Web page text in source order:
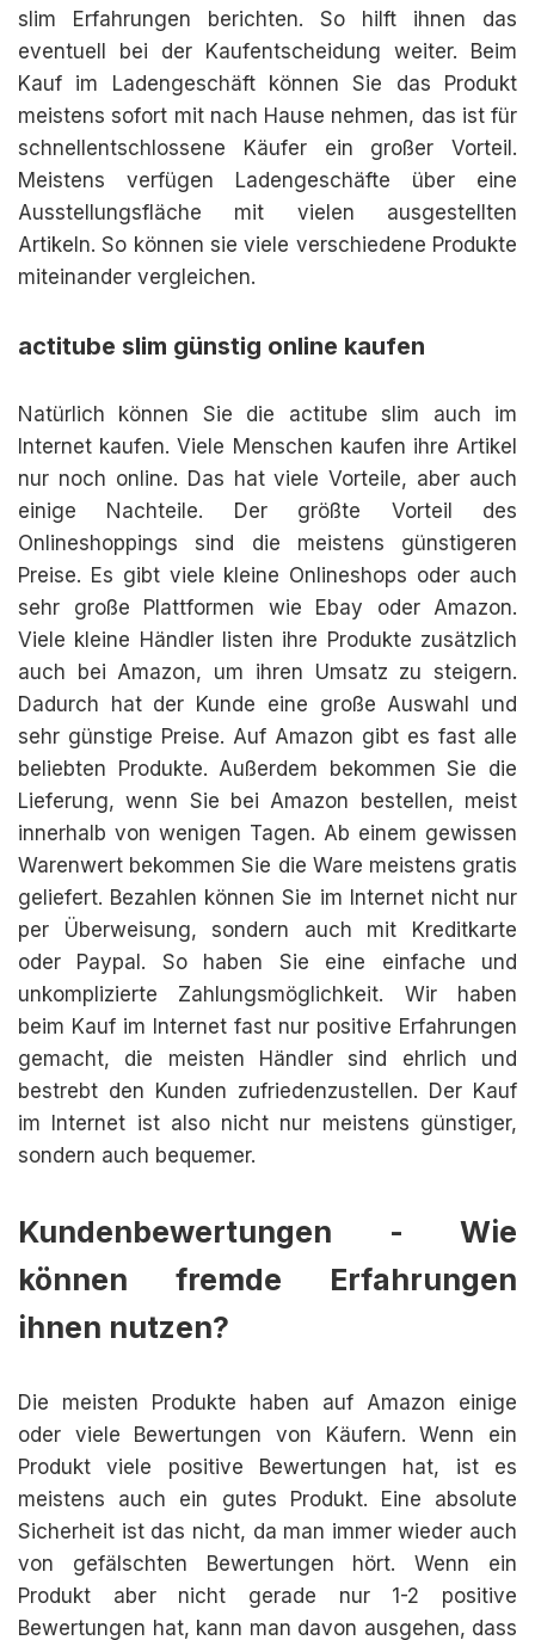
slim Erfahrungen berichten. So hilft ihnen das
eventuell bei der Kaufentscheidung weiter. Beim
Kauf im Ladengeschäft können Sie das Produkt
meistens sofort mit nach Hause nehmen, das ist für
schnellentschlossene Käufer ein großer Vorteil.
Meistens verfügen Ladengeschäfte über eine
Ausstellungsfläche mit vielen ausgestellten
Artikeln. So können sie viele verschiedene Produkte
miteinander vergleichen.
actitube slim günstig online kaufen
Natürlich können Sie die actitube slim auch im
Internet kaufen. Viele Menschen kaufen ihre Artikel
nur noch online. Das hat viele Vorteile, aber auch
einige Nachteile. Der größte Vorteil des
Onlineshoppings sind die meistens günstigeren
Preise. Es gibt viele kleine Onlineshops oder auch
sehr große Plattformen wie Ebay oder Amazon.
Viele kleine Händler listen ihre Produkte zusätzlich
auch bei Amazon, um ihren Umsatz zu steigern.
Dadurch hat der Kunde eine große Auswahl und
sehr günstige Preise. Auf Amazon gibt es fast alle
beliebten Produkte. Außerdem bekommen Sie die
Lieferung, wenn Sie bei Amazon bestellen, meist
innerhalb von wenigen Tagen. Ab einem gewissen
Warenwert bekommen Sie die Ware meistens gratis
geliefert. Bezahlen können Sie im Internet nicht nur
per Überweisung, sondern auch mit Kreditkarte
oder Paypal. So haben Sie eine einfache und
unkomplizierte Zahlungsmöglichkeit. Wir haben
beim Kauf im Internet fast nur positive Erfahrungen
gemacht, die meisten Händler sind ehrlich und
bestrebt den Kunden zufriedenzustellen. Der Kauf
im Internet ist also nicht nur meistens günstiger,
sondern auch bequemer.
Kundenbewertungen - Wie
können fremde Erfahrungen
ihnen nutzen?
Die meisten Produkte haben auf Amazon einige
oder viele Bewertungen von Käufern. Wenn ein
Produkt viele positive Bewertungen hat, ist es
meistens auch ein gutes Produkt. Eine absolute
Sicherheit ist das nicht, da man immer wieder auch
von gefälschten Bewertungen hört. Wenn ein
Produkt aber nicht gerade nur 1-2 positive
Bewertungen hat, kann man davon ausgehen, dass